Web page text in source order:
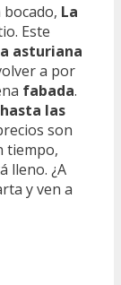
La
Este
asturiana
a por
fabada.
las
son
tiempo,
lleno. ¿A
y ven a